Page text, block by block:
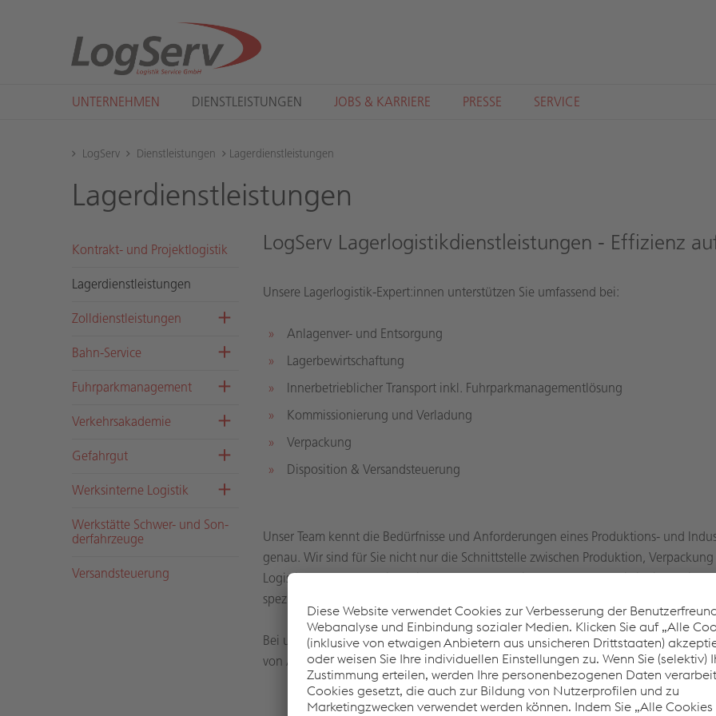
UNTERNEHMEN DIENSTLEISTUNGEN JOBS & KARRIERE PRESSE SERVICE
LogServ Dienstleistungen Lagerdienstleistungen
La­ger­dienst­leis­tun­gen
Kon­trakt- und Pro­jekt­lo­gis­tik
La­ger­dienst­leis­tun­gen
Zoll­dienst­leis­tun­gen
Bahn-Ser­vice
Fuhr­park­ma­nage­ment
Ver­kehrs­aka­de­mie
Ge­fahr­gut
Werks­in­ter­ne Lo­gis­tik
Werk­stät­te Schwer- und Son­
der­fahr­zeu­ge
Ver­sand­steue­rung
LogServ Lagerlogistikdienstleistungen - Effizienz
Unsere Lagerlogistik-Expert:innen unterstützen Sie umfassend bei:
Anlagenver- und Entsorgung
Lagerbewirtschaftung
Innerbetrieblicher Transport inkl. Fuhrparkmanagementlösung
Kommissionierung und Verladung
Verpackung
Disposition & Versandsteuerung
Unser Team kennt die Bedürfnisse und Anforderungen eines Produktions- und
genau. Wir sind für Sie nicht nur die Schnittstelle zwischen Produktion, Verpackung
Logistikunternehmen sind wir außerdem Expert:innen auf dem
spezialisiert auf die Steuerung externer Dienstleister:innen.
Bei uns buchen Sie rundum sorglos: Wir wickeln Ihre Lagerlogistik effizient und
von A wie Anlagenversorgung bis Z wie zeitgerechtem Versand.